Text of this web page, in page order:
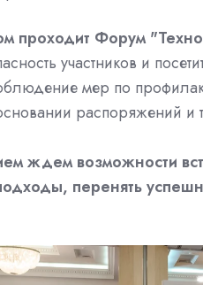
проходит Форум
участников и
мер по
распоряжений и
ждем возможности
перенять